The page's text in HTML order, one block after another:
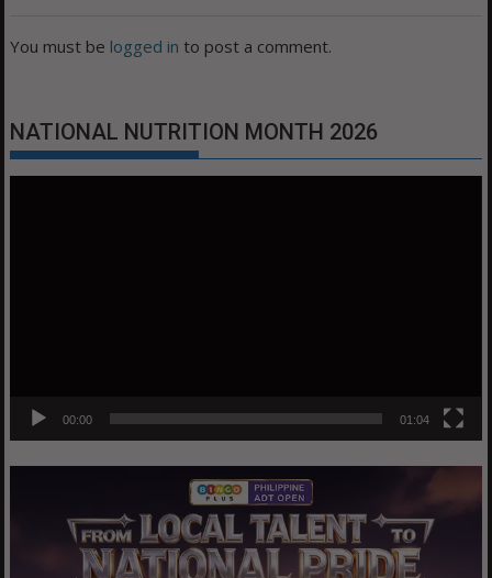
You must be logged in to post a comment.
NATIONAL NUTRITION MONTH 2026
00:00 01:04